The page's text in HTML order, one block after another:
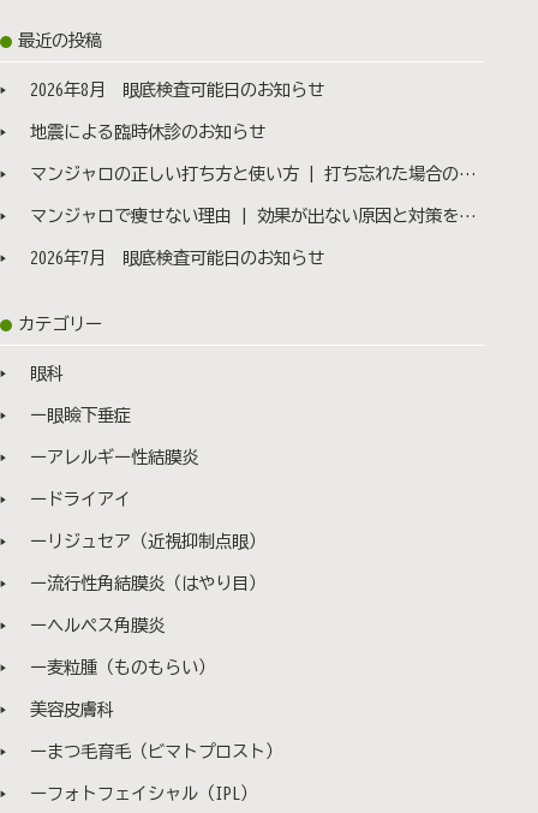
インの緩みが気になる方におすすめです。 ・自然なリ
た ・肌が疲れて見える ・乾燥が強く小じわが目立つ ・
小じわやたるみが気になり始めた たるみやもたつきが
い方にも、お手軽にお試しいただける治療方法です。
なく、顔を支える構造そのものの変化によって起こりま
す。私たちの顔には、皮膚や脂肪を骨に固定し、位置を
織内に枝状に広がり、肌を内側から支えています。しか
ントが緩んだり、弾力を失ったり、断裂することで、そ
その結果、顔全体が本来の位置から下がり、頬の下垂、
フェイスラインのもたつき、たるみとして現れるので
支持帯）では、上から落ちてきた皮膚や脂肪が引っかか
の問題ではありません。たるみの本質は、皮膚を支える
支持構造（リガメントとコラーゲン）の衰えです。その
改善が難しく、肌の深部からの治療が必要になります。
を強化・再生することで、“根本からたるみを改善する
治療”です。 施術の流れ 1. 洗顔 プラスリスト
け止めやお化粧などの洗い落としは、肌診断が正しく解
ください。 2. カウンセリング VISIAにて肌のシミ・毛
最近の投稿
2026年8月 眼底検査可能日のお知らせ
地震による臨時休診のお知らせ
マンジャロの正しい打ち方と使い方 | 打ち忘れた場合の対処法も医師が解説
マンジャロで痩せない理由 | 効果が出ない原因と対策を医師が解説
2026年7月 眼底検査可能日のお知らせ
カテゴリー
眼科
ー眼瞼下垂症
ーアレルギー性結膜炎
ードライアイ
ーリジュセア（近視抑制点眼）
ー流行性角結膜炎（はやり目）
ーヘルペス角膜炎
ー麦粒腫（ものもらい）
美容皮膚科
ーまつ毛育毛（ビマトプロスト）
ーフォトフェイシャル（IPL）